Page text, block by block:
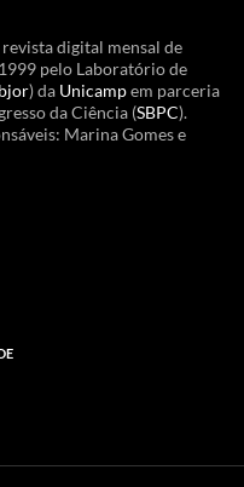
digital mensal de
pelo Laboratório de
) da Unicampem parceria
da Ciência (SBPC).
Marina Gomes e